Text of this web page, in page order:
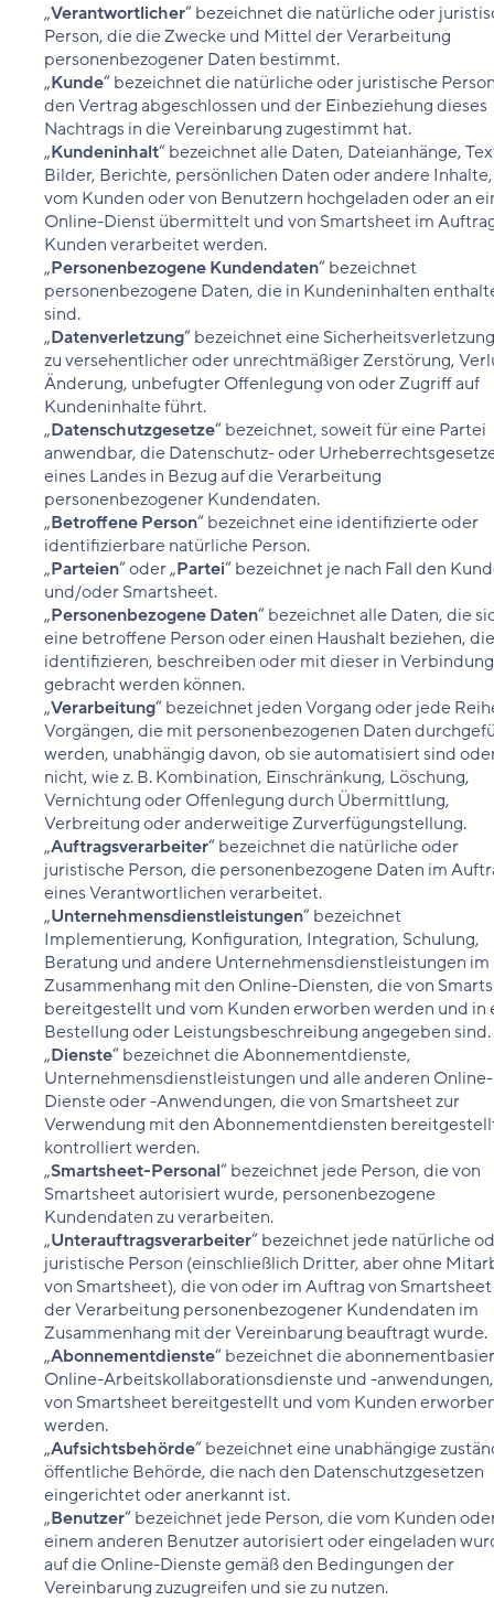
„Verantwortlicher“ bezeichnet die natürliche oder
Person, die die Zwecke und Mittel der Verarbeitung
personenbezogener Daten bestimmt.
„Kunde“ bezeichnet die natürliche oder juristische
den Vertrag abgeschlossen und der Einbeziehung dieses
Nachtrags in die Vereinbarung zugestimmt hat.
„Kundeninhalt“ bezeichnet alle Daten, Dateianhänge,
Bilder, Berichte, persönlichen Daten oder andere
vom Kunden oder von Benutzern hochgeladen oder an
Online-Dienst übermittelt und von Smartsheet im
Kunden verarbeitet werden.
„Personenbezogene Kundendaten“ bezeichnet
personenbezogene Daten, die in Kundeninhalten
sind.
„Datenverletzung“ bezeichnet eine
zu versehentlicher oder unrechtmäßiger Zerstörung,
Änderung, unbefugter Offenlegung von oder Zugriff auf
Kundeninhalte führt.
„Datenschutzgesetze“ bezeichnet, soweit für eine Partei
anwendbar, die Datenschutz- oder
eines Landes in Bezug auf die Verarbeitung
personenbezogener Kundendaten.
„Betroffene Person“ bezeichnet eine identifizierte oder
identifizierbare natürliche Person.
„Parteien“ oder „Partei“ bezeichnet je nach Fall den
und/oder Smartsheet.
„Personenbezogene Daten“ bezeichnet alle Daten, die
eine betroffene Person oder einen Haushalt beziehen,
identifizieren, beschreiben oder mit dieser in Verbindung
gebracht werden können.
„Verarbeitung“ bezeichnet jeden Vorgang oder jede
Vorgängen, die mit personenbezogenen Daten
werden, unabhängig davon, ob sie automatisiert sind
nicht, wie z. B. Kombination, Einschränkung, Löschung,
Vernichtung oder Offenlegung durch Übermittlung,
Verbreitung oder anderweitige Zurverfügungstellung.
„Auftragsverarbeiter“ bezeichnet die natürliche oder
juristische Person, die personenbezogene Daten im
eines Verantwortlichen verarbeitet.
„Unternehmensdienstleistungen“ bezeichnet
Implementierung, Konfiguration, Integration, Schulung,
Beratung und andere Unternehmensdienstleistungen im
Zusammenhang mit den Online-Diensten, die von
bereitgestellt und vom Kunden erworben werden und in
Bestellung oder Leistungsbeschreibung angegeben sind.
„Dienste“ bezeichnet die Abonnementdienste,
Unternehmensdienstleistungen und alle anderen Online-
Dienste oder -Anwendungen, die von Smartsheet zur
Verwendung mit den Abonnementdiensten
kontrolliert werden.
„Smartsheet-Personal“ bezeichnet jede Person, die von
Smartsheet autorisiert wurde, personenbezogene
Kundendaten zu verarbeiten.
„Unterauftragsverarbeiter“ bezeichnet jede natürliche
juristische Person (einschließlich Dritter, aber ohne
von Smartsheet), die von oder im Auftrag von
der Verarbeitung personenbezogener Kundendaten im
Zusammenhang mit der Vereinbarung beauftragt wurde.
„Abonnementdienste“ bezeichnet die
Online-Arbeitskollaborationsdienste und -
von Smartsheet bereitgestellt und vom Kunden
werden.
„Aufsichtsbehörde“ bezeichnet eine unabhängige
öffentliche Behörde, die nach den Datenschutzgesetzen
eingerichtet oder anerkannt ist.
„Benutzer“ bezeichnet jede Person, die vom Kunden
einem anderen Benutzer autorisiert oder eingeladen
auf die Online-Dienste gemäß den Bedingungen der
Vereinbarung zuzugreifen und sie zu nutzen.